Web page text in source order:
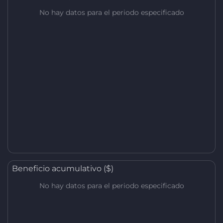
No hay datos para el periodo especificado
Beneficio acumulativo ($)
No hay datos para el periodo especificado